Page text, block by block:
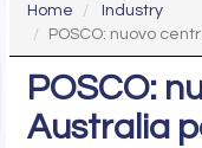
Home
Industry
POSCO: nuovo
POSCO:
Australia